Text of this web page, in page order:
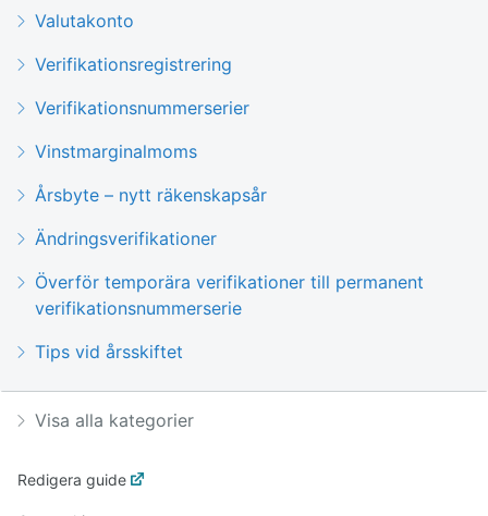
Valutakonto
Verifikationsregistrering
Verifikationsnummerserier
Vinstmarginalmoms
Årsbyte – nytt räkenskapsår
Ändringsverifikationer
Överför temporära verifikationer till permanent
verifikationsnummerserie
Tips vid årsskiftet
Visa alla kategorier
Redigera guide